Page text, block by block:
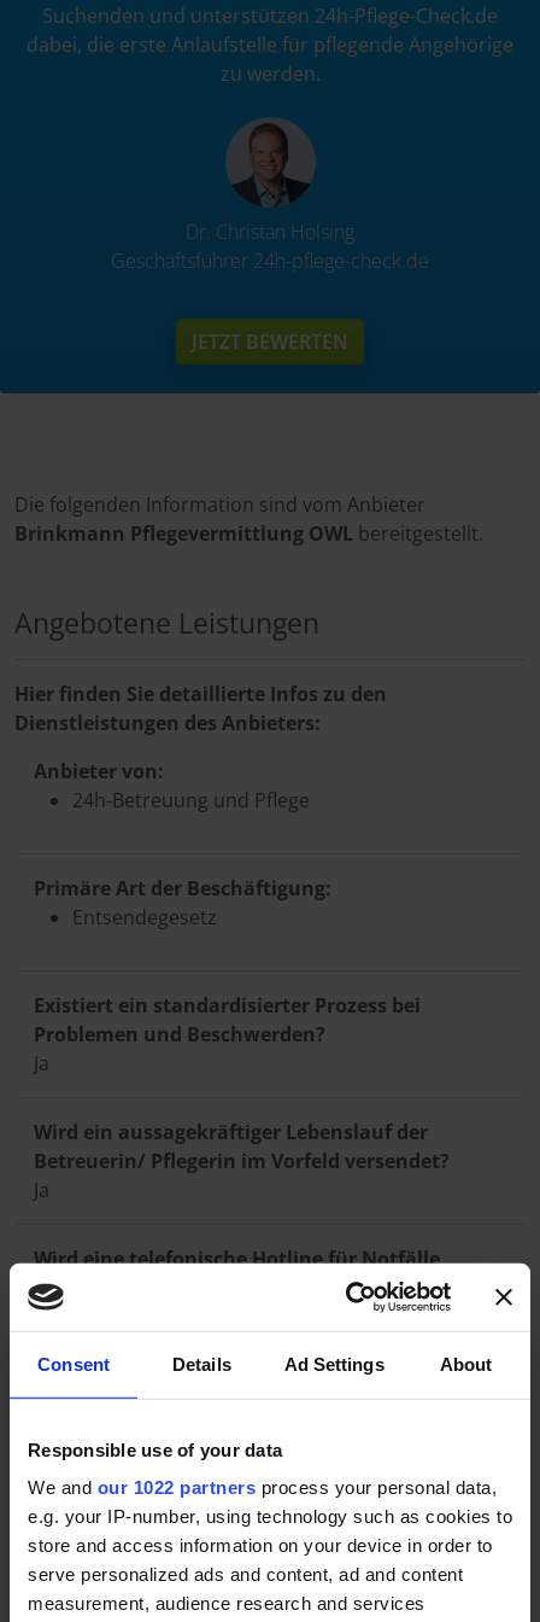
Consent Details Ad Settings About
Responsible use of your data
We and our 1022 partners process your personal data,
e.g. your IP-number, using technology such as cookies to
store and access information on your device in order to
serve personalized ads and content, ad and content
measurement, audience research and services
Suchenden und unterstützen 24h-Pflege-Check.de
dabei, die erste Anlaufstelle für pflegende Angehörige
zu werden.
Dr. Christan Holsing
Geschäftsführer 24h-pflege-check.de
JETZT BEWERTEN
Die folgenden Information sind vom Anbieter
Brinkmann Pflegevermittlung OWL bereitgestellt.
Angebotene Leistungen
Hier finden Sie detaillierte Infos zu den
Dienstleistungen des Anbieters:
Anbieter von:
24h-Betreuung und Pflege
Primäre Art der Beschäftigung:
Entsendegesetz
Existiert ein standardisierter Prozess bei
Problemen und Beschwerden?
Ja
Wird ein aussagekräftiger Lebenslauf der
Betreuerin/ Pflegerin im Vorfeld versendet?
Ja
Wird eine telefonische Hotline für Notfälle
außerhalb der Geschäftszeiten angeboten?
Ja
Betreuungskräfte stammen aus:
Bulgarien
Polen
Rumänien
Slowakei
Ist auch stundenweise Betreuung möglich?
Nein